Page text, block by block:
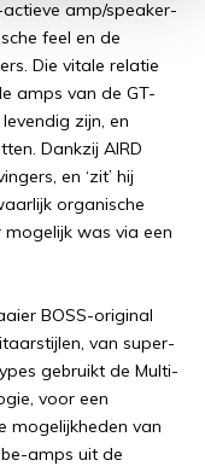
amp/speaker-
feel en de
Die vitale relatie
amps van de GT-
zijn, en
Dankzij AIRD
en ‘zit’ hij
organische
was via een
BOSS-original
van super-
gebruikt de Multi-
voor een
mogelijkheden van
amps uit de